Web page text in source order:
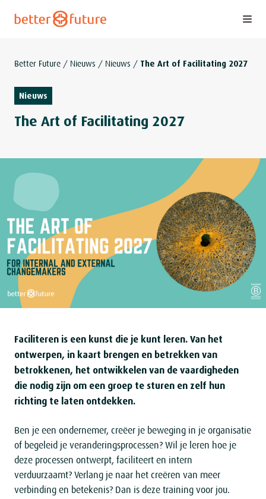
t
Better Future / Nieuws / Nieuws / The Art of Facilitating 2027
Nieuws
The Art of Facilitating 2027
Faciliteren is een kunst die je kunt leren. Van het
ontwerpen, in kaart brengen en betrekken van
betrokkenen, het ontwikkelen van de vaardigheden
die nodig zijn om een groep te sturen en zelf hun
richting te laten ontdekken.
Ben je een ondernemer, creëer je beweging in je organisatie
of begeleid je veranderingsprocessen? Wil je leren hoe je
deze processen ontwerpt, faciliteert en intern
verduurzaamt? Verlang je naar het creëren van meer
verbinding en betekenis? Dan is deze training voor jou.